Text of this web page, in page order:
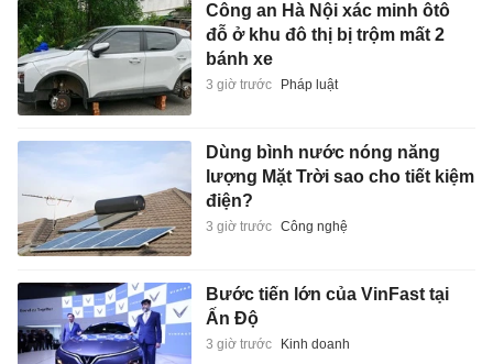
Công an Hà Nội xác minh ôtô
đỗ ở khu đô thị bị trộm mất 2
bánh xe
3 giờ trước Pháp luật
Dùng bình nước nóng năng
lượng Mặt Trời sao cho tiết kiệm
điện?
3 giờ trước Công nghệ
Bước tiến lớn của VinFast tại
Ấn Độ
3 giờ trước Kinh doanh